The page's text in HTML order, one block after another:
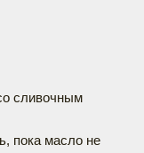
сливочным
пока масло не